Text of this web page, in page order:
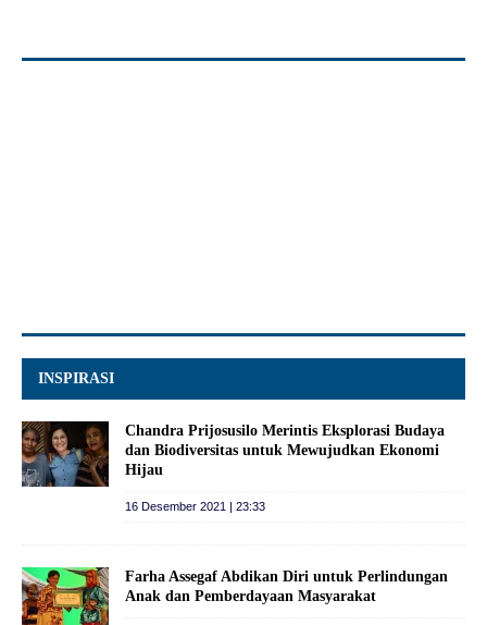
INSPIRASI
Chandra Prijosusilo Merintis Eksplorasi Budaya
dan Biodiversitas untuk Mewujudkan Ekonomi
Hijau
16 Desember 2021 | 23:33
Farha Assegaf Abdikan Diri untuk Perlindungan
Anak dan Pemberdayaan Masyarakat